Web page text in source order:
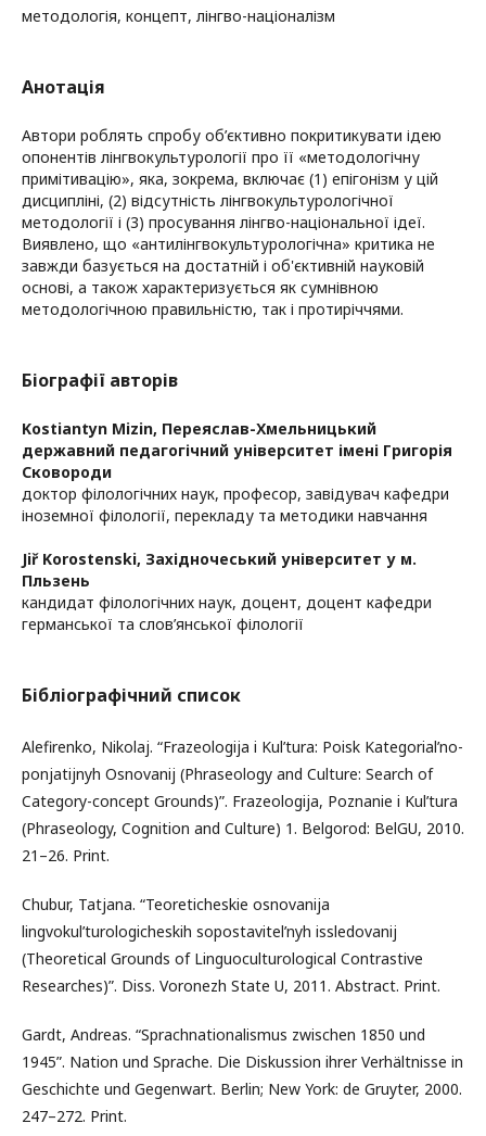
методологія, концепт, лінгво-націоналізм
Анотація
Автори роблять спробу об’єктивно покритикувати ідею
опонентів лінгвокультурології про її «методологічну
примітивацію», яка, зокрема, включає (1) епігонізм у цій
дисципліні, (2) відсутність лінгвокультурологічної
методології і (3) просування лінгво-національної ідеї.
Виявлено, що «антилінгвокультурологічна» критика не
завжди базується на достатній і об'єктивній науковій
основі, а також характеризується як сумнівною
методологічною правильністю, так і протиріччями.
Біографії авторів
Kostiantyn Mizin, Переяслав-Хмельницький
державний педагогічний університет імені Григорія
Сковороди
доктор філологічних наук, професор, завідувач кафедри
іноземної філології, перекладу та методики навчання
Jiř Korostenski, Західночеський університет у м.
Пльзень
кандидат філологічних наук, доцент, доцент кафедри
германської та слов’янської філології
Бібліографічний список
Alefirenko, Nikolaj. “Frazeologija i Kul’tura: Poisk Kategorial’no-
ponjatijnyh Osnovanij (Phraseology and Culture: Search of
Category-concept Grounds)”. Frazeologija, Poznanie i Kul’tura
(Phraseology, Cognition and Culture) 1. Belgorod: BelGU, 2010.
21–26. Print.
Chubur, Tatjana. “Teoreticheskie osnovanija
lingvokul’turologicheskih sopostavitel’nyh issledovanij
(Theoretical Grounds of Linguoculturological Contrastive
Researches)”. Diss. Voronezh State U, 2011. Abstract. Print.
Gardt, Andreas. “Sprachnationalismus zwischen 1850 und
1945”. Nation und Sprache. Die Diskussion ihrer Verhältnisse in
Geschichte und Gegenwart. Berlin; New York: de Gruyter, 2000.
247–272. Print.